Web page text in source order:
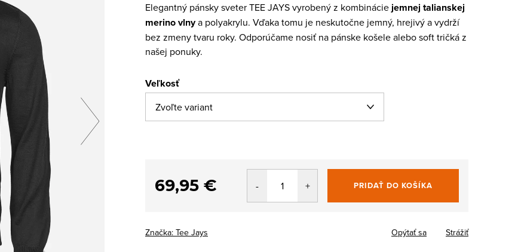
Elegantný pánsky sveter TEE JAYS vyrobený z kombináciejemnej talianskej
merino vlnya polyakrylu. Vďaka tomu je neskutočne jemný, hrejivý a vydrží
bez zmeny tvaru roky. Odporúčame nosiť na pánske košele alebo soft tričká z
našej ponuky.
Veľkosť
69,95 €
Jednotková
cena:
PRIDAŤ DO KOŠÍKA
Značka: Tee Jays Opýtať sa Strážiť